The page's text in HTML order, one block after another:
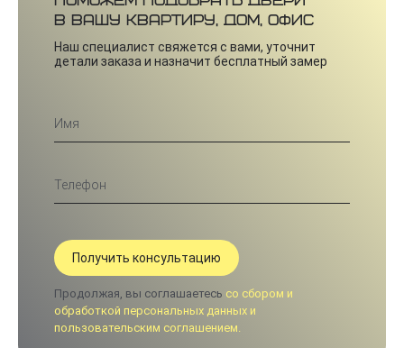
в вашу квартиру, дом, офис
Наш специалист свяжется с вами, уточнит
детали заказа и назначит бесплатный замер
Продолжая, вы соглашаетесь со сбором и
обработкой персональных данных и
пользовательским соглашением.